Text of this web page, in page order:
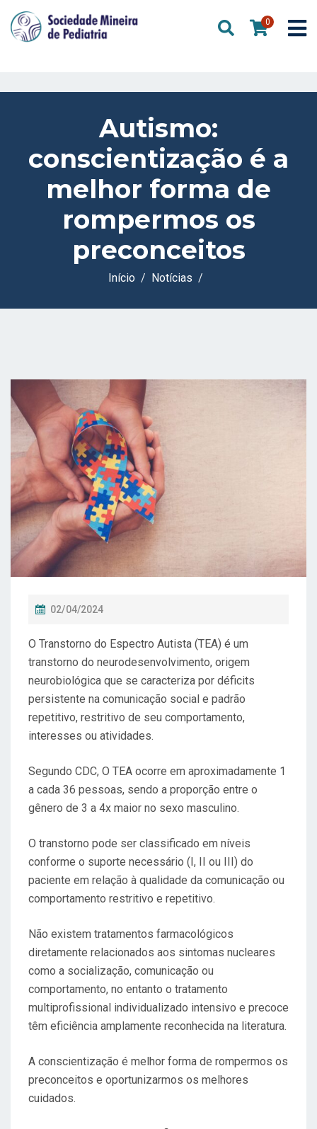
0
Autismo:
conscientização é a
melhor forma de
rompermos os
preconceitos
Início Notícias
P
S
T
A
M
02/04/2024
O Transtorno do Espectro Autista (TEA) é um
transtorno do neurodesenvolvimento, origem
neurobiológica que se caracteriza por déficits
persistente na comunicação social e padrão
repetitivo, restritivo de seu comportamento,
interesses ou atividades.
Segundo CDC, O TEA ocorre em aproximadamente 1
a cada 36 pessoas, sendo a proporção entre o
gênero de 3 a 4x maior no sexo masculino.
O transtorno pode ser classificado em níveis
conforme o suporte necessário (I, II ou III) do
paciente em relação à qualidade da comunicação ou
comportamento restritivo e repetitivo.
Não existem tratamentos farmacológicos
diretamente relacionados aos sintomas nucleares
como a socialização, comunicação ou
comportamento, no entanto o tratamento
multiprofissional individualizado intensivo e precoce
têm eficiência amplamente reconhecida na literatura.
A conscientização é melhor forma de rompermos os
preconceitos e oportunizarmos os melhores
cuidados.